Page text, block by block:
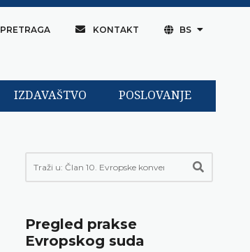
PRETRAGA KONTAKT BS
IZDAVAŠTVO POSLOVANJE
Pregled prakse
Evropskog suda